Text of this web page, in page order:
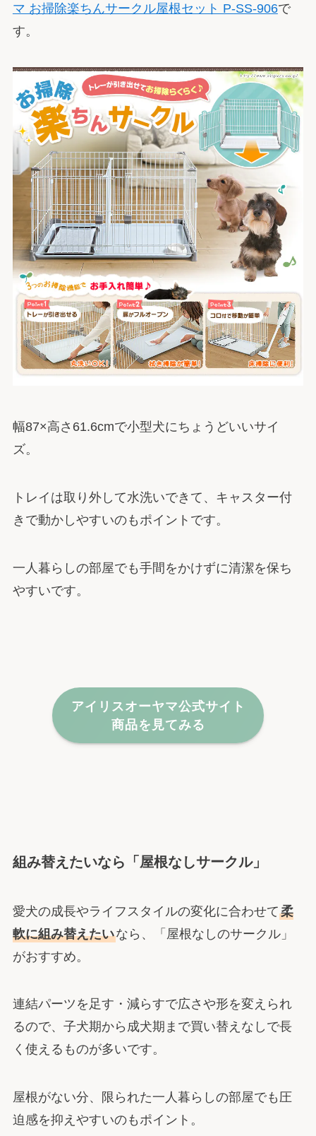
マ お掃除楽ちんサークル屋根セット P-SS-906で
す。
幅87×高さ61.6cmで小型犬にちょうどいいサイ
ズ。
トレイは取り外して水洗いできて、キャスター付
きで動かしやすいのもポイントです。
一人暮らしの部屋でも手間をかけずに清潔を保ち
やすいです。
アイリスオーヤマ公式サイト
商品を見てみる
組み替えたいなら「屋根なしサークル」
愛犬の成長やライフスタイルの変化に合わせて柔
軟に組み替えたいなら、「屋根なしのサークル」
がおすすめ。
連結パーツを足す・減らすで広さや形を変えられ
るので、子犬期から成犬期まで買い替えなしで長
く使えるものが多いです。
屋根がない分、限られた一人暮らしの部屋でも圧
迫感を抑えやすいのもポイント。